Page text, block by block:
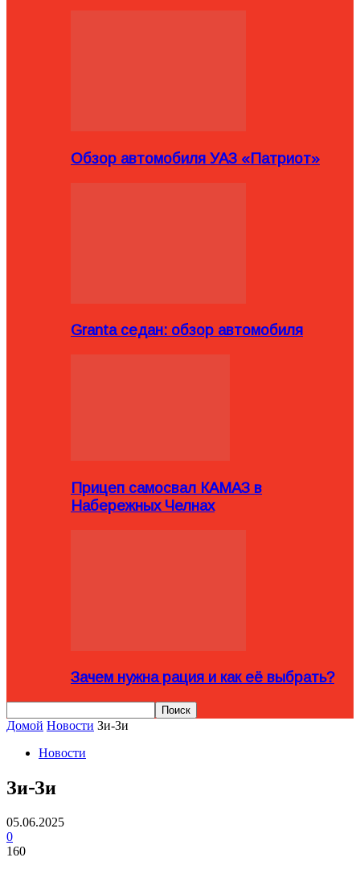
Обзор автомобиля УАЗ «Патриот»
Granta седан: обзор автомобиля
Прицеп самосвал КАМАЗ в
Набережных Челнах
Зачем нужна рация и как её выбрать?
Домой Новости Зи-Зи
Новости
Зи-Зи
05.06.2025
0
160